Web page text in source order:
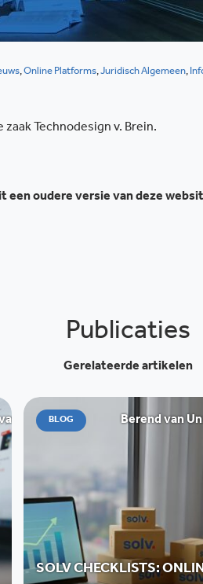
,Online Platforms,Juridisch Algemeen,
Technodesign v. Brein.
oudere versie van deze
Publicaties
Gerelateerde artikelen
de Graaff
BLOG Berend van
SOLV CHECKLISTS: